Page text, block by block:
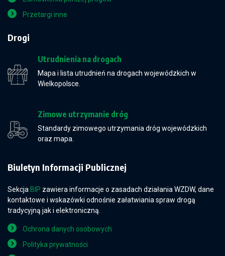
Przetargi inne
Drogi
Utrudnienia na drogach
Mapa i lista utrudnień na drogach wojewódzkich w
Wielkopolsce.
Zimowe utrzymanie dróg
Standardy zimowego utrzymania dróg wojewódzkich
oraz mapa.
Biuletyn Informacji Publicznej
Sekcja BIP zawiera informacje o zasadach działania WZDW, dane
kontaktowe i wskazówki odnośnie załatwiania spraw drogą
tradycyjną jak i elektroniczną.
Ochrona danych osobowych
Polityka prywatności